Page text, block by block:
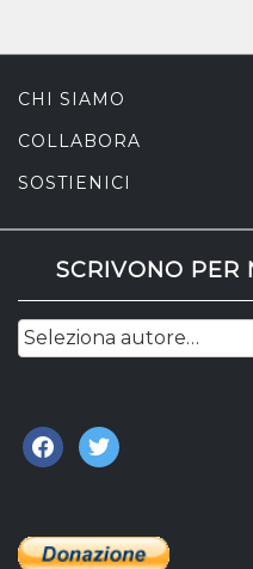
CHI SIAMO
COLLABORA
SOSTIENICI
SCRIVONO PER
facebook
twitter